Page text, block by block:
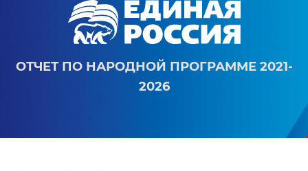
ОТЧЕТ ПО НАРОДНОЙ ПРОГРАММЕ 2021-
2026